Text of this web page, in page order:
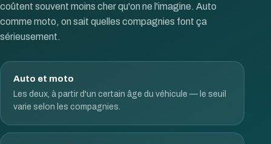
coûtent souvent moins cher qu'on ne l'imagine. Auto
comme moto, on sait quelles compagnies font ça
sérieusement.
Auto et moto
Les deux, à partir d'un certain âge du véhicule — le seuil
varie selon les compagnies.